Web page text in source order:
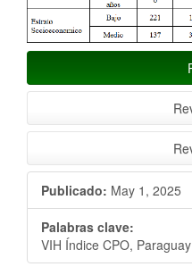
Publicado: May 1, 2025
Palabras clave:
VIH Índice CPO, Paraguay